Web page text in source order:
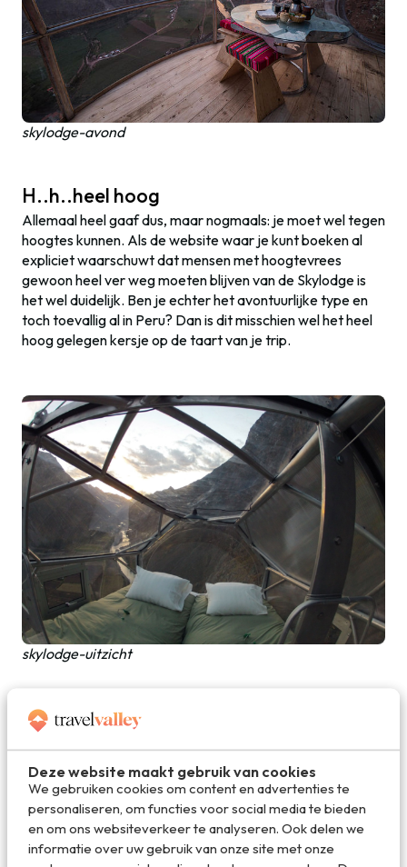
Deze website maakt gebruik van cookies
We gebruiken cookies om content en advertenties te
personaliseren, om functies voor social media te bieden
en om ons websiteverkeer te analyseren. Ook delen we
informatie over uw gebruik van onze site met onze
skylodge-avond
H..h..heel hoog
Allemaal heel gaaf dus, maar nogmaals: je moet wel tegen
hoogtes kunnen. Als de website waar je kunt boeken al
expliciet waarschuwt dat mensen met hoogtevrees
gewoon heel ver weg moeten blijven van de Skylodge is
het wel duidelijk. Ben je echter het avontuurlijke type en
toch toevallig al in Peru? Dan is dit misschien wel het heel
hoog gelegen kersje op de taart van je trip.
skylodge-uitzicht